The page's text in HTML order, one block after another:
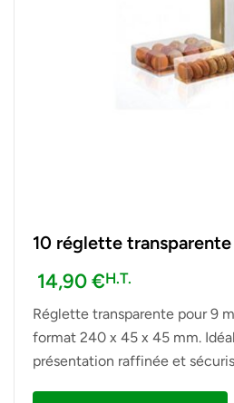
10 réglette
or 240 x 45 x 45 mm
14,90€H.T.
Réglette transparente pour 9
format 240 x 45 x 45 mm.
présentation raffinée et